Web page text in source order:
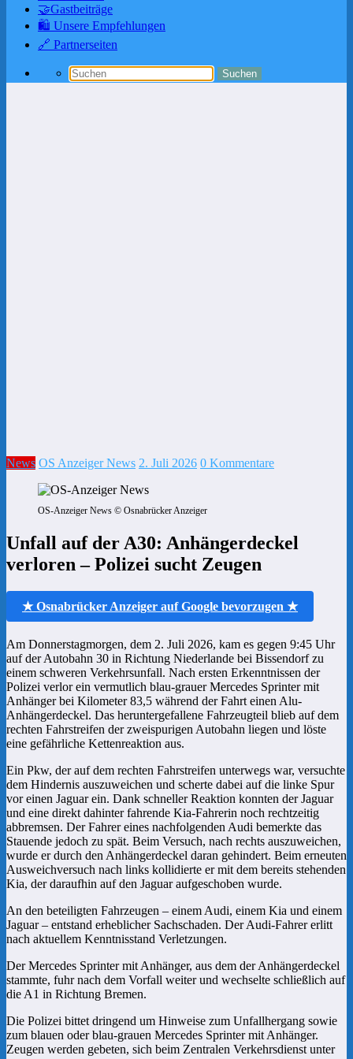
🤝Gastbeiträge
🛍️ Unsere Empfehlungen
🔗 Partnerseiten
News OS Anzeiger News 2. Juli 2026 0 Kommentare
OS-Anzeiger News © Osnabrücker Anzeiger
Unfall auf der A30: Anhängerdeckel
verloren – Polizei sucht Zeugen
★ Osnabrücker Anzeiger auf Google bevorzugen ★
Am Donnerstagmorgen, dem 2. Juli 2026, kam es gegen 9:45 Uhr
auf der Autobahn 30 in Richtung Niederlande bei Bissendorf zu
einem schweren Verkehrsunfall. Nach ersten Erkenntnissen der
Polizei verlor ein vermutlich blau-grauer Mercedes Sprinter mit
Anhänger bei Kilometer 83,5 während der Fahrt einen Alu-
Anhängerdeckel. Das heruntergefallene Fahrzeugteil blieb auf dem
rechten Fahrstreifen der zweispurigen Autobahn liegen und löste
eine gefährliche Kettenreaktion aus.
Ein Pkw, der auf dem rechten Fahrstreifen unterwegs war, versuchte
dem Hindernis auszuweichen und scherte dabei auf die linke Spur
vor einen Jaguar ein. Dank schneller Reaktion konnten der Jaguar
und eine direkt dahinter fahrende Kia-Fahrerin noch rechtzeitig
abbremsen. Der Fahrer eines nachfolgenden Audi bemerkte das
Stauende jedoch zu spät. Beim Versuch, nach rechts auszuweichen,
wurde er durch den Anhängerdeckel daran gehindert. Beim erneuten
Ausweichversuch nach links kollidierte er mit dem bereits stehenden
Kia, der daraufhin auf den Jaguar aufgeschoben wurde.
An den beteiligten Fahrzeugen – einem Audi, einem Kia und einem
Jaguar – entstand erheblicher Sachschaden. Der Audi-Fahrer erlitt
nach aktuellem Kenntnisstand Verletzungen.
Der Mercedes Sprinter mit Anhänger, aus dem der Anhängerdeckel
stammte, fuhr nach dem Vorfall weiter und wechselte schließlich auf
die A1 in Richtung Bremen.
Die Polizei bittet dringend um Hinweise zum Unfallhergang sowie
zum blauen oder blau-grauen Mercedes Sprinter mit Anhänger.
Zeugen werden gebeten, sich beim Zentralen Verkehrsdienst unter